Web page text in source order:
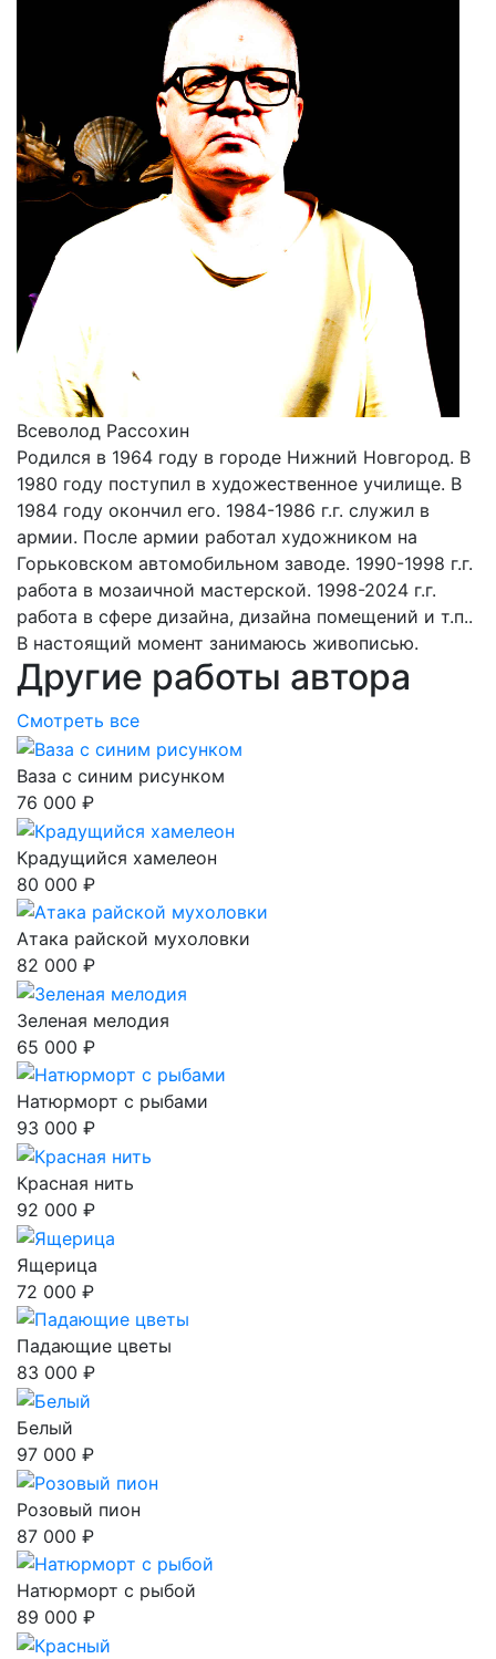
Всеволод Рассохин
Родился в 1964 году в городе Нижний Новгород. В
1980 году поступил в художественное училище. В
1984 году окончил его. 1984-1986 г.г. служил в
армии. После армии работал художником на
Горьковском автомобильном заводе. 1990-1998 г.г.
работа в мозаичной мастерской. 1998-2024 г.г.
работа в сфере дизайна, дизайна помещений и т.п..
В настоящий момент занимаюсь живописью.
Другие работы автора
Смотреть все
Ваза с синим рисунком
76 000 ₽
Крадущийся хамелеон
80 000 ₽
Атака райской мухоловки
82 000 ₽
Зеленая мелодия
65 000 ₽
Натюрморт с рыбами
93 000 ₽
Красная нить
92 000 ₽
Ящерица
72 000 ₽
Падающие цветы
83 000 ₽
Белый
97 000 ₽
Розовый пион
87 000 ₽
Натюрморт с рыбой
89 000 ₽